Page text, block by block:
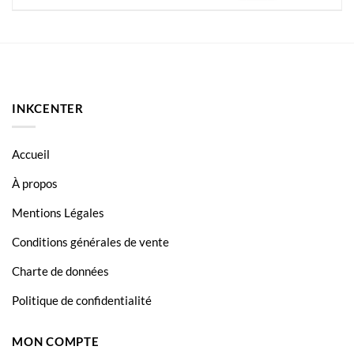
INKCENTER
Accueil
À propos
Mentions Légales
Conditions générales de vente
Charte de données
Politique de confidentialité
MON COMPTE